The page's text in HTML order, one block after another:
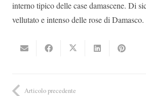
interno tipico delle case damascene. Di
vellutato e intenso delle rose di Damasco.
Articolo precedente